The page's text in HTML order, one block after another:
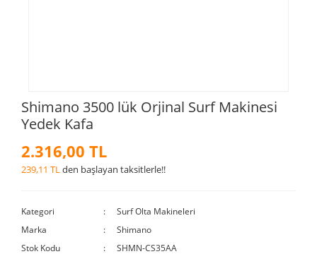
Shimano 3500 lük Orjinal Surf Makinesi
Yedek Kafa
2.316,00 TL
239,11 TLden başlayan taksitlerle!!
Kategori
Surf Olta Makineleri
Marka
Shimano
Stok Kodu
SHMN-CS35AA